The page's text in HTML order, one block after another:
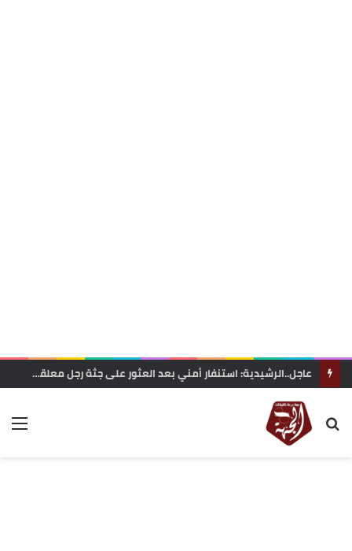
عاجل..الرشيدية: استنفار أمني بعد العثور على جثة رجل معلقة بحبل داخل غابة تاركة القديمة